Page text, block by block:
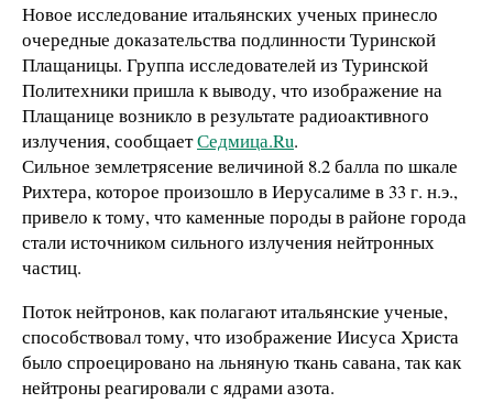
Новое исследование итальянских ученых принесло
очередные доказательства подлинности Туринской
Плащаницы. Группа исследователей из Туринской
Политехники пришла к выводу, что изображение на
Плащанице возникло в результате радиоактивного
излучения, сообщаетСедмица.Ru.
Сильное землетрясение величиной 8.2 балла по шкале
Рихтера, которое произошло в Иерусалиме в 33 г. н.э.,
привело к тому, что каменные породы в районе города
стали источником сильного излучения нейтронных
частиц.
Поток нейтронов, как полагают итальянские ученые,
способствовал тому, что изображение Иисуса Христа
было спроецировано на льняную ткань савана, так как
нейтроны реагировали с ядрами азота.